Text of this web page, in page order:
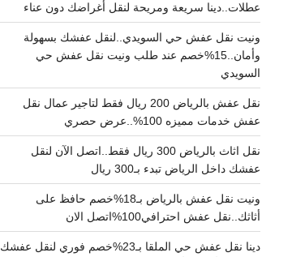
عطلات..دينا سريعة ومريحة لنقل أغراضك دون عناء
ونيت نقل عفش حي السويدي..لنقل عفشك بسهولة
وأمان..15%خصم عند طلب ونيت نقل عفش حي
السويدي
نقل عفش بالرياض 200 ريال فقط لتاجير عمال نقل
عفش خدمات مميزه 100%..عرض حصري
نقل اثاث بالرياض 300 ريال فقط..اتصل الآن لنقل
عفشك داخل الرياض تبدء بـ300 ريال
ونيت نقل عفش بالرياض بـ18%خصم حافظ على
أثاثك..نقل عفش احترافي100%اتصل الان
دينا نقل عفش حي الملقا بـ23%خصم فوري لنقل عفشك